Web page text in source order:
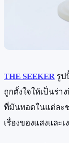
THE SEEKERรูป
ถูกตั้งใจให้เป็นร่า
ที่มันทอดในแต่ละ
เรื่องของแสงและ